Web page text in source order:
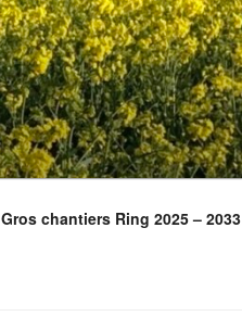
Gros chantiers Ring 2025 – 2033